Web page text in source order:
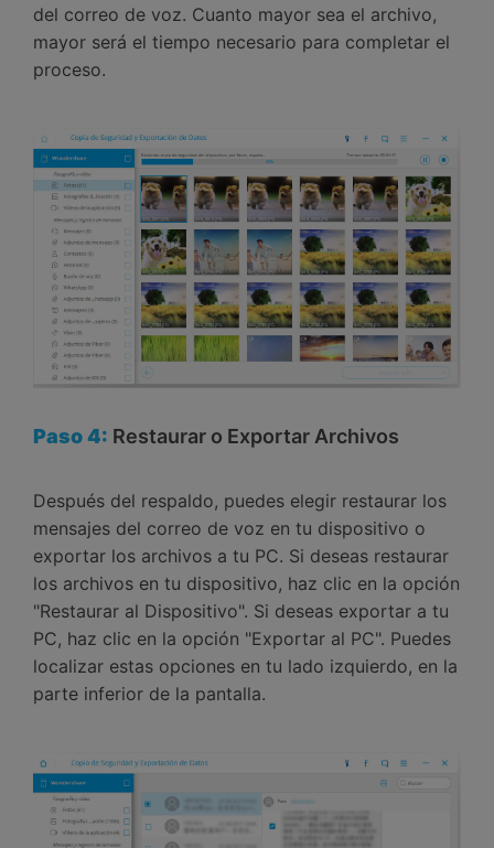
del correo de voz. Cuanto mayor sea el archivo,
mayor será el tiempo necesario para completar el
proceso.
Paso 4: Restaurar o Exportar Archivos
Después del respaldo, puedes elegir restaurar los
mensajes del correo de voz en tu dispositivo o
exportar los archivos a tu PC. Si deseas restaurar
los archivos en tu dispositivo, haz clic en la opción
"Restaurar al Dispositivo". Si deseas exportar a tu
PC, haz clic en la opción "Exportar al PC". Puedes
localizar estas opciones en tu lado izquierdo, en la
parte inferior de la pantalla.